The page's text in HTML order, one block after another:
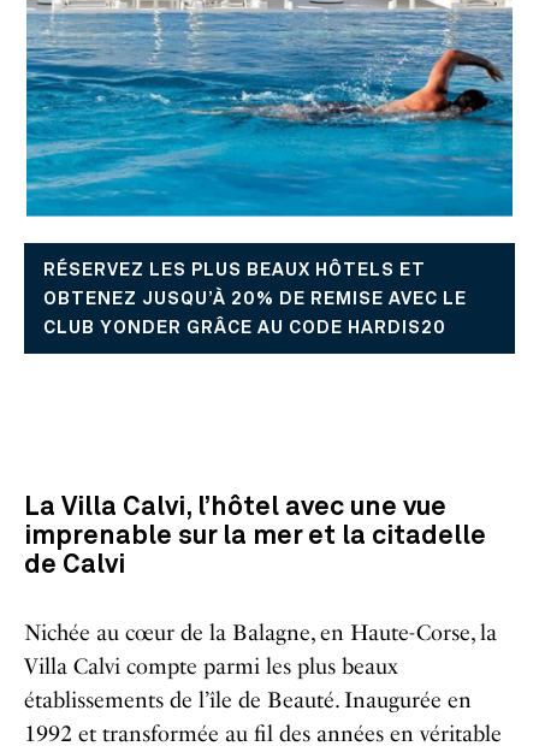
RÉSERVEZ LES PLUS BEAUX HÔTELS ET
OBTENEZ JUSQU’À 20% DE REMISE AVEC LE
CLUB YONDER GRÂCE AU CODE HARDIS20
La Villa Calvi, l’hôtel avec une vue
imprenable sur la mer et la citadelle
de Calvi
Nichée au cœur de la Balagne, en Haute-Corse, la
Villa Calvi compte parmi les plus beaux
établissements de l’île de Beauté. Inaugurée en
1992 et transformée au fil des années en véritable